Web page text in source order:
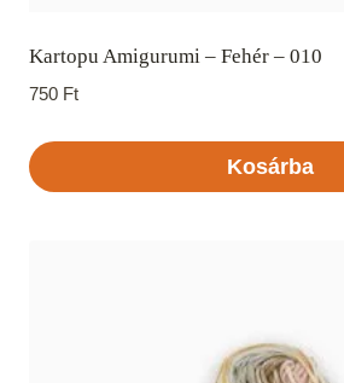
Kartopu Amigurumi – Fehér – 010
750 Ft
Kosárba